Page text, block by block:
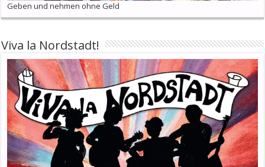
Geben und nehmen ohne Geld
Viva la Nordstadt!